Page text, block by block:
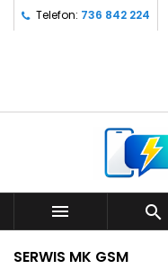
Telefon: 736 842 224
 
SERWIS MK GSM